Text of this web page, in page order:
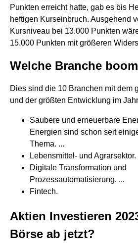
Punkten erreicht hatte, gab es bis
heftigen Kurseinbruch. Ausgehend
Kursniveau bei 13.000 Punkten
15.000 Punkten mit größeren
Welche Branche
Dies sind die 10 Branchen mit dem
und der größten Entwicklung im
Saubere und erneuerbare
Energien sind schon seit
Thema. ...
Lebensmittel- und Agrarsektor.
Digitale Transformation und
Prozessautomatisierung. ...
Fintech.
Aktien Investieren
Börse ab jetzt?